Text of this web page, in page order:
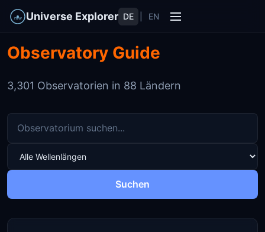
Universe Explorer DE EN
Observatory Guide
3,301 Observatorien in 88 Ländern
Suchen